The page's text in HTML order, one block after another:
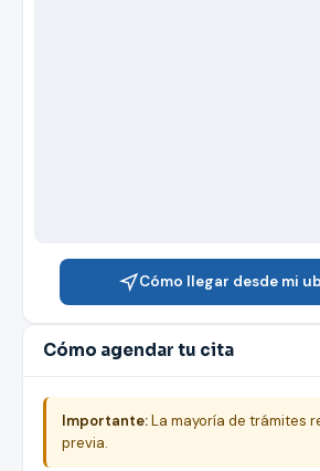
Cómo llegar desde mi
Cómo agendar tu cita
Importante:La mayoría de trámites
previa.